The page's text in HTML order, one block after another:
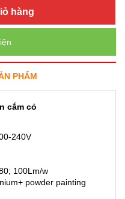
hàng
PHẨM
cắm cỏ
240V
100Lm/w
powder painting